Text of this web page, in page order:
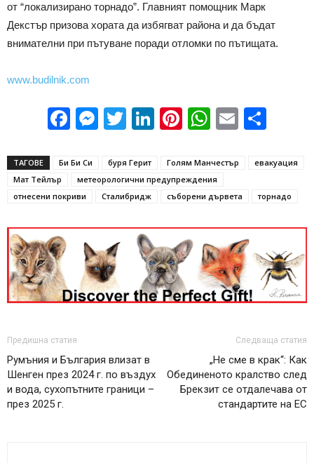
от “локализирано торнадо”. Главният помощник Марк
Декстър призова хората да избягват района и да бъдат
внимателни при пътуване поради отломки по пътищата.
www.budilnik.com
Facebook
Messenger
Twitter
LinkedIn
Pinterest
WhatsApp
Email
ТАГОВЕ Би Би Си буря Герит Голям Манчестър
евакуация
Мат Тейлър
метеорологични предупреждения
отнесени покриви
Сталибридж съборени дървета торнадо
Предишна статия
Румъния и България влизат в
Шенген през 2024 г. по въздух
и вода, сухопътните граници –
през 2025 г.
Следваща статия
„Не сме в крак“: Как
Обединеното кралство след
Брекзит се отдалечава от
стандартите на ЕС